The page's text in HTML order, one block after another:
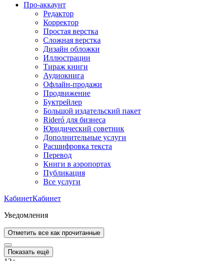
Про-аккаунт
Редактор
Корректор
Простая верстка
Сложная верстка
Дизайн обложки
Иллюстрации
Тираж книги
Аудиокнига
Офлайн-продажи
Продвижение
Буктрейлер
Большой издательский пакет
Rideró для бизнеса
Юридический советник
Дополнительные услуги
Расшифровка текста
Перевод
Книги в аэропортах
Публикация
Все услуги
КабинетКабинет
Уведомления
Отметить все как прочитанные
Показать ещё